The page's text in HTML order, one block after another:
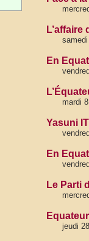
En
mardi
Yasuni
En
Le Parti
jeudi